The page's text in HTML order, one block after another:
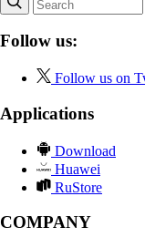
Follow us:
Follow us on
Applications
Download
Huawei
RuStore
COMPANY